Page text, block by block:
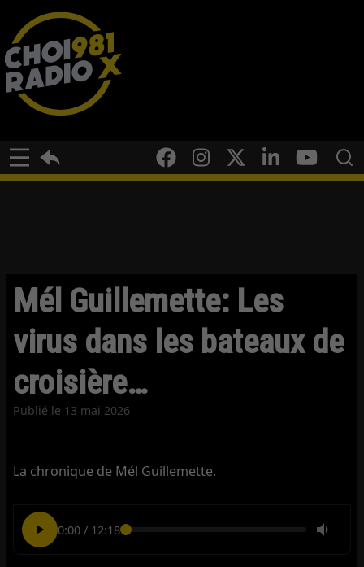
Mél Guillemette: Les
virus dans les bateaux de
croisière…
Publié le 13 mai 2026
La chronique de Mél Guillemette.
0:00/ 12:18